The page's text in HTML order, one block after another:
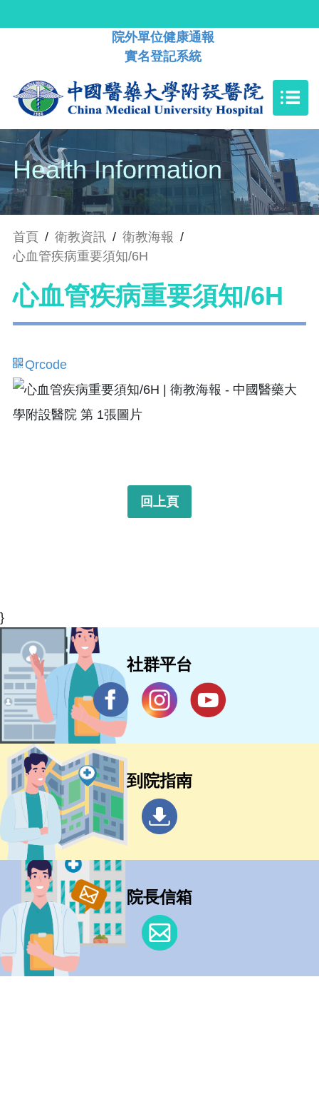
院外單位健康通報
實名登記系統
Health Information
首頁 / 衛教資訊 / 衛教海報 /
心血管疾病重要須知/6H
心血管疾病重要須知/6H
Qrcode
回上頁
}
社群平台
到院指南
院長信箱